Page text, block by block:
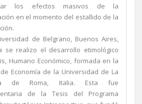
los efectos masivos de la
en el momento del estallido de la
de Belgrano, Buenos Aires,
se realizo el desarrollo etimológico
Humano Económico, formada en la
Economía de la Universidad de La
de Roma, Italia. Esta fue
de la Tesis del Programa